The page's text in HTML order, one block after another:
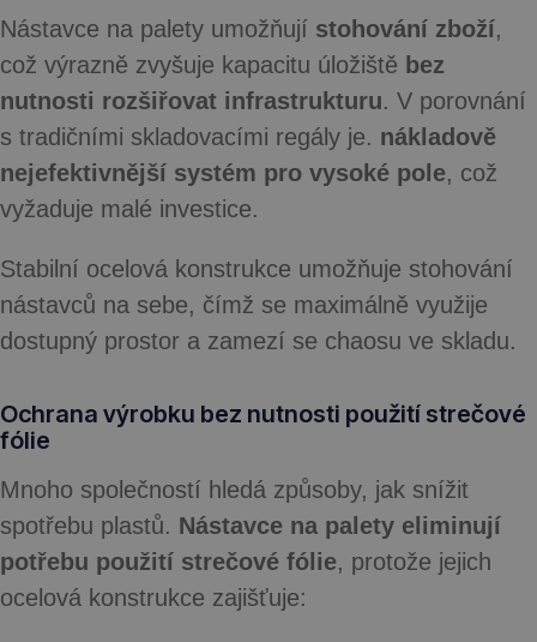
Nástavce na palety umožňují stohování zboží,
což výrazně zvyšuje kapacitu úložiště bez
nutnosti rozšiřovat infrastrukturu. V porovnání
s tradičními skladovacími regály je. nákladově
nejefektivnější systém pro vysoké pole, což
vyžaduje malé investice.
Stabilní ocelová konstrukce umožňuje stohování
nástavců na sebe, čímž se maximálně využije
dostupný prostor a zamezí se chaosu ve skladu.
Ochrana výrobku bez nutnosti použití strečové
fólie
Mnoho společností hledá způsoby, jak snížit
spotřebu plastů. Nástavce na palety eliminují
potřebu použití strečové fólie, protože jejich
ocelová konstrukce zajišťuje: